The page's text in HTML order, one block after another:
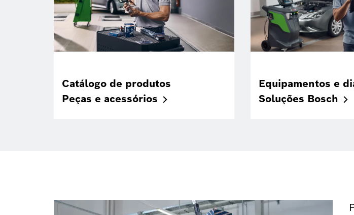
Catálogo de produtos
Peças e acessórios
Equipamentos e
Soluções Bosch